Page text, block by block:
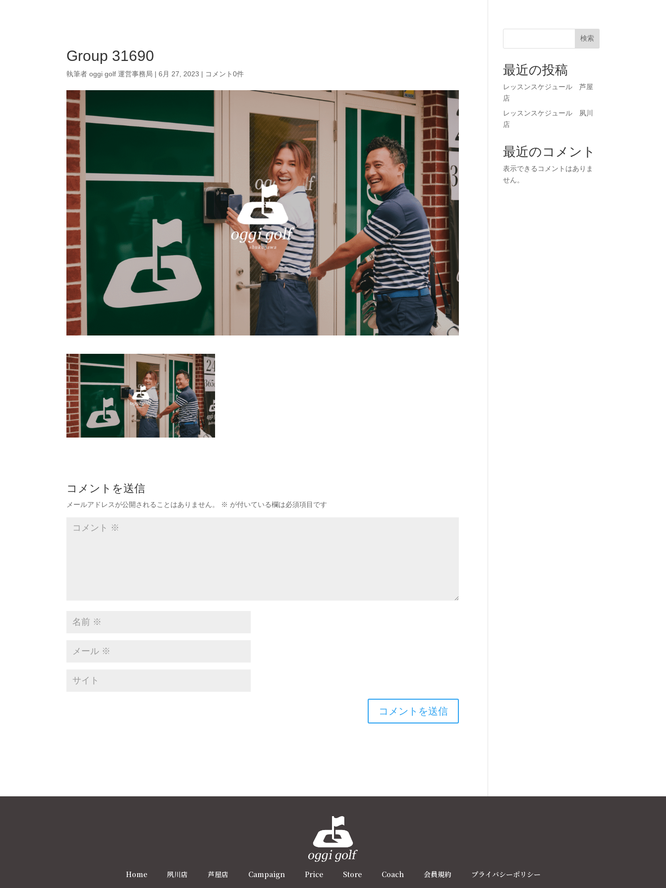
Group 31690
執筆者oggi golf 運営事務局 |6月 27, 2023 | コメント0件
コメントを送信
メールアドレスが公開されることはありません。 ※ が付いている欄は必須項目です
検索
最近の投稿
レッスンスケジュール 芦屋
店
レッスンスケジュール 夙川
店
最近のコメント
表示できるコメントはありま
せん。
Home 夙川店 芦屋店 Campaign Price Store Coach 会員規約 プライバシーポリシー